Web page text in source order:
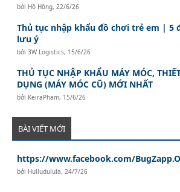
bởi Hồ Hồng, 22/6/26
Thủ tục nhập khẩu đồ chơi trẻ em | 5
lưu ý
bởi3W Logistics, 15/6/26
THỦ TỤC NHẬP KHẨU MÁY MÓC,
DỤNG (MÁY MÓC CŨ) MỚI NHẤT
bởi KeiraPham, 15/6/26
BÀI VIẾT MỚI
https://www.facebook.com/
bởi Hulludulula, 24/7/26